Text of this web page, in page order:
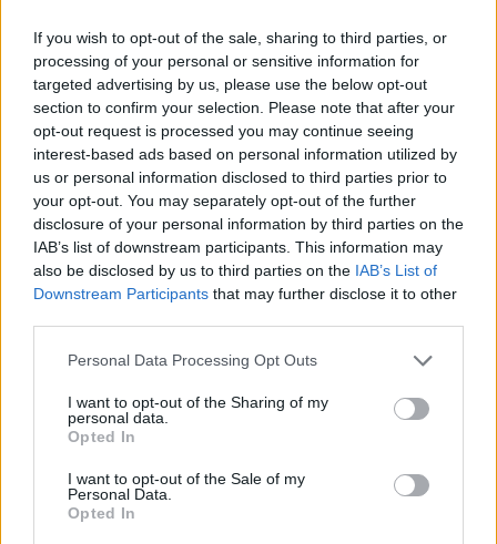
If you wish to opt-out of the sale, sharing to third parties, or
processing of your personal or sensitive information for
targeted advertising by us, please use the below opt-out
section to confirm your selection. Please note that after your
opt-out request is processed you may continue seeing
interest-based ads based on personal information utilized by
us or personal information disclosed to third parties prior to
your opt-out. You may separately opt-out of the further
disclosure of your personal information by third parties on the
IAB’s list of downstream participants. This information may
also be disclosed by us to third parties on the IAB’s List of
Downstream Participants that may further disclose it to other
Personal Data Processing Opt Outs
I want to opt-out of the Sharing of my
personal data.
Opted In
I want to opt-out of the Sale of my
Personal Data.
Opted In
amit a délutáni amerikai makroadatok, valamint
az újabb vállalati gyorsjelentések jó eséllyel meg
is adhatnak.
A tegnapi szép emelkedés után ma lefelé mozdultak a
tőzsdék Európa szerte, a főbb indexek azonban
mérsékeltebb mínuszt mutatnak csak, a német DAX
mindössze 0.5%-ot jött vissza a tegnapi csúcsdöntés után.
A régióban sincsenek igazán komoly eladók, a
leggyengébben teljesítő orosz tőzsde is alig több mint 1%-
os csökkenésben van. Itt a nagy energiakitettség miatt az
olajár...
KEDVES OLVASÓNK!
A keresett cikk a portfolio.hu hírarchívumához
tartozik, melynek olvasása előfizetéses
regisztrációhoz kötött.